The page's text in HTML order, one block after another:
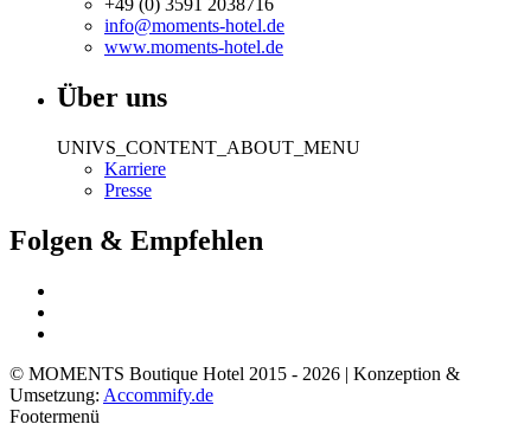
+49 (0) 3591 2038716
info@moments-hotel.de
www.moments-hotel.de
Über uns
UNIVS_CONTENT_ABOUT_MENU
Karriere
Presse
Folgen & Empfehlen
© MOMENTS Boutique Hotel 2015 - 2026 | Konzeption &
Umsetzung: Accommify.de
Footermenü